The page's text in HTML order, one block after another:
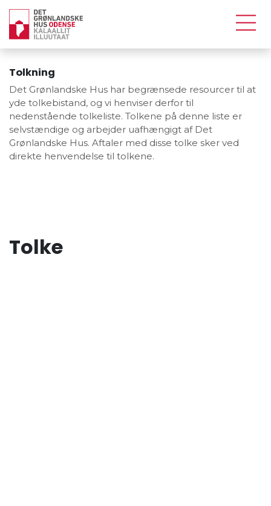
Tolkning
Det Grønlandske Hus har begrænsede resourcer til at
yde tolkebistand, og vi henviser derfor til
nedenstående tolkeliste. Tolkene på denne liste er
selvstændige og arbejder uafhængigt af Det
Grønlandske Hus. Aftaler med disse tolke sker ved
direkte henvendelse til tolkene.
Tolke